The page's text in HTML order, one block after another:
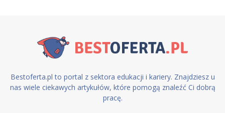
Bestoferta.pl to portal z sektora edukacji i kariery. Znajdziesz u
nas wiele ciekawych artykułów, które pomogą znaleźć Ci dobrą
pracę.